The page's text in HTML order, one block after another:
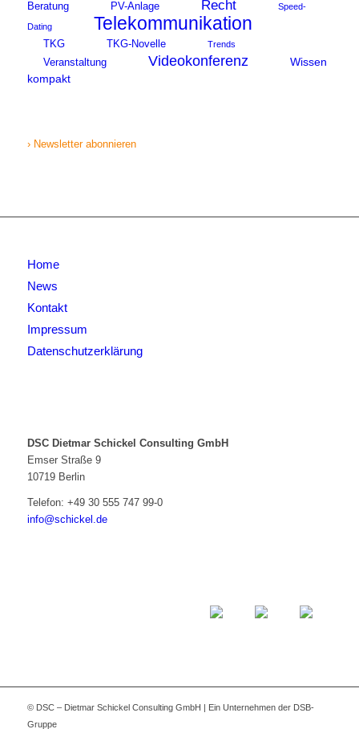
Beratung
PV-Anlage Recht Speed-
Dating Telekommunikation
TKG TKG-Novelle Trends
Veranstaltung Videokonferenz
Wissen
kompakt
› Newsletter abonnieren
Home
News
Kontakt
Impressum
Datenschutzerklärung
DSC Dietmar Schickel Consulting GmbH
Emser Straße 9
10719 Berlin
Telefon: +49 30 555 747 99-0
info@schickel.de
© DSC – Dietmar Schickel Consulting GmbH | Ein Unternehmen der DSB-
Gruppe